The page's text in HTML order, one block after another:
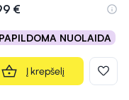
€
NUOLAIDA
Į krepšelį